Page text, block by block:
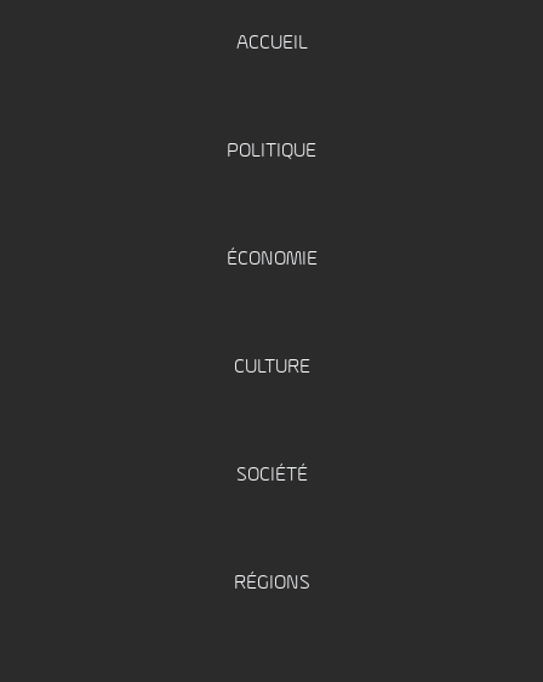
ACCUEIL
POLITIQUE
ÉCONOMIE
CULTURE
SOCIÉTÉ
RÉGIONS